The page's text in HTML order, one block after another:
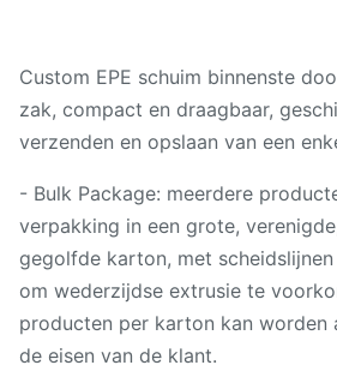
Custom EPE schuim binnenste
zak, compact en draagbaar,
verzenden en opslaan van een
- Bulk Package: meerdere
verpakking in een grote,
gegolfde karton, met
om wederzijdse extrusie te
producten per karton kan worden
de eisen van de klant.